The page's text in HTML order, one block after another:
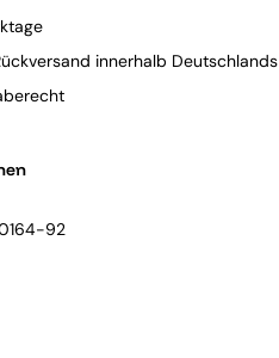
innerhalb Deutschlands
92